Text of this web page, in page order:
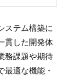
ステム構築に
貫した開発体
務課題や期待
最適な機能・